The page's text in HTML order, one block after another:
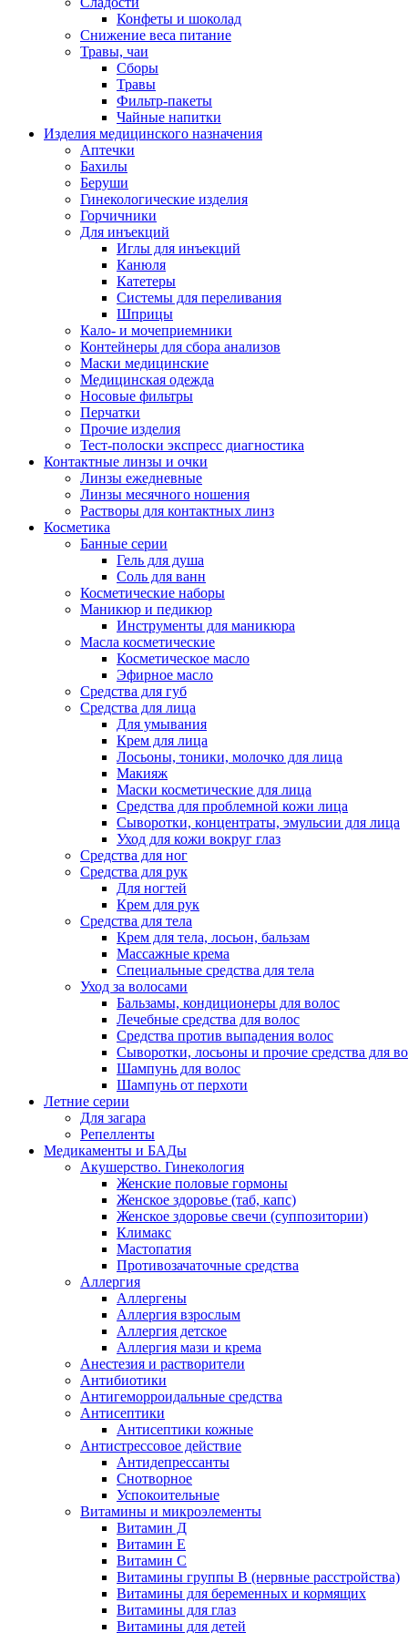
Конфеты и шоколад
Снижение веса питание
Травы, чаи
Сборы
Травы
Фильтр-пакеты
Чайные напитки
Изделия медицинского назначения
Аптечки
Бахилы
Беруши
Гинекологические изделия
Горчичники
Для инъекций
Иглы для инъекций
Канюля
Катетеры
Системы для переливания
Шприцы
Кало- и мочеприемники
Контейнеры для сбора анализов
Маски медицинские
Медицинская одежда
Носовые фильтры
Перчатки
Прочие изделия
Тест-полоски экспресс диагностика
Контактные линзы и очки
Линзы ежедневные
Линзы месячного ношения
Растворы для контактных линз
Косметика
Банные серии
Гель для душа
Соль для ванн
Косметические наборы
Маникюр и педикюр
Инструменты для маникюра
Масла косметические
Косметическое масло
Эфирное масло
Средства для губ
Средства для лица
Для умывания
Крем для лица
Лосьоны, тоники, молочко для лица
Макияж
Маски косметические для лица
Средства для проблемной кожи лица
Сыворотки, концентраты, эмульсии для лица
Уход для кожи вокруг глаз
Средства для ног
Средства для рук
Для ногтей
Крем для рук
Средства для тела
Крем для тела, лосьон, бальзам
Массажные крема
Специальные средства для тела
Уход за волосами
Бальзамы, кондиционеры для волос
Лечебные средства для волос
Средства против выпадения волос
Сыворотки, лосьоны и прочие средства для
Шампунь для волос
Шампунь от перхоти
Летние серии
Для загара
Репелленты
Медикаменты и БАДы
Акушерство. Гинекология
Женские половые гормоны
Женское здоровье (таб, капс)
Женское здоровье свечи (суппозитории)
Климакс
Мастопатия
Противозачаточные средства
Аллергия
Аллергены
Аллергия взрослым
Аллергия детское
Аллергия мази и крема
Анестезия и растворители
Антибиотики
Антигеморроидальные средства
Антисептики
Антисептики кожные
Антистрессовое действие
Антидепрессанты
Снотворное
Успокоительные
Витамины и микроэлементы
Витамин Д
Витамин Е
Витамин С
Витамины группы В (нервные расстройства)
Витамины для беременных и кормящих
Витамины для глаз
Витамины для детей